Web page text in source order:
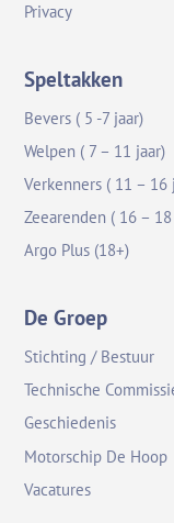
Privacy
Speltakken
Bevers ( 5 -7 jaar)
Welpen ( 7 – 11 jaar)
Verkenners ( 11 – 16
Zeearenden ( 16 –
Argo Plus (18+)
De Groep
Stichting / Bestuur
Technische
Geschiedenis
Motorschip De Hoop
Vacatures